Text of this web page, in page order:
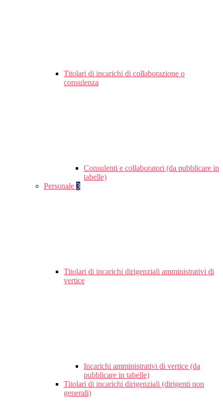
Titolari di incarichi di collaborazione o
consulenza
Consulenti e collaboratori (da pubblicare in
tabelle)
Personale 3
Titolari di incarichi dirigenziali amministrativi di
vertice
Incarichi amministrativi di vertice (da
pubblicare in tabelle)
Titolari di incarichi dirigenziali (dirigenti non
generali)